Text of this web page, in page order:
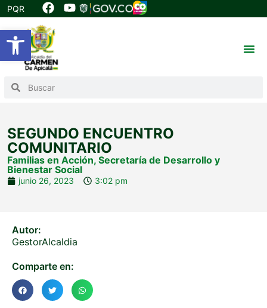
Abrir barra de herramientas
PQR
SEGUNDO ENCUENTRO
COMUNITARIO
Familias en Acción, Secretaría de Desarrollo y
Bienestar Social
junio 26, 2023 3:02 pm
Autor:
GestorAlcaldia
Comparte en: